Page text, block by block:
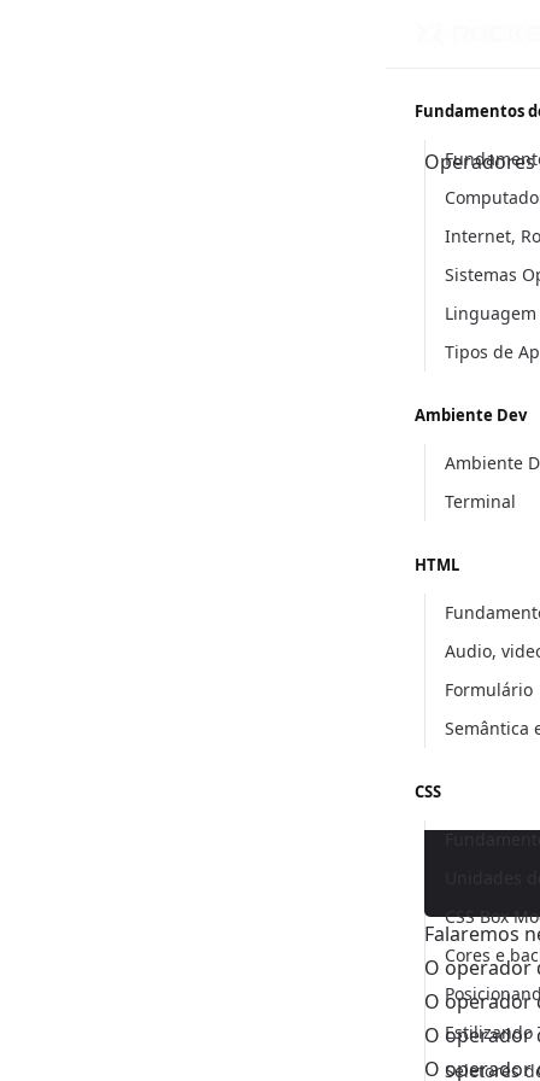
Fundamentos
Internet,
Sistemas
Tipos de
Ambiente Dev
Ambiente
Terminal
HTML
Audio,
Formulário
Semântica
CSS
CSS Box
Cores e
Estilizando
Seletores
Falaremos
O operador
O operador
O operador
O operador